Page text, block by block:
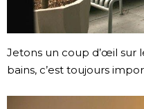
Jetons un coup d’œil sur
bains, c’est toujours